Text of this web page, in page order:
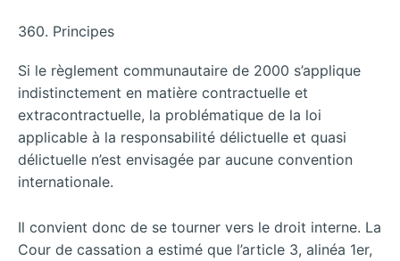
360. Principes
Si le règlement communautaire de 2000 s’applique
indistinctement en matière contractuelle et
extracontractuelle, la problématique de la loi
applicable à la responsabilité délictuelle et quasi
délictuelle n’est envisagée par aucune convention
internationale.
Il convient donc de se tourner vers le droit interne. La
Cour de cassation a estimé que l’article 3, alinéa 1er,